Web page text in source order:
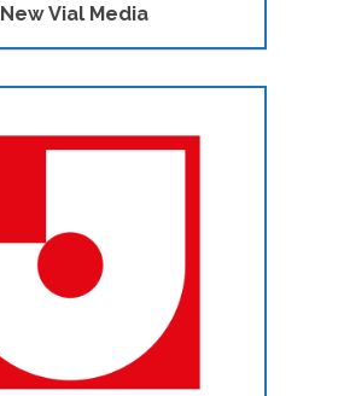
New Vial Media